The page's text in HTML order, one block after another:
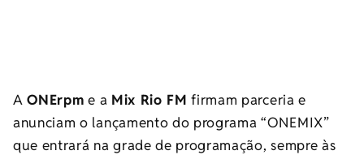
AONErpm e a Mix Rio FM firmam parceria e
anunciam o lançamento do programa “ONEMIX”
que entrará na grade de programação, sempre às